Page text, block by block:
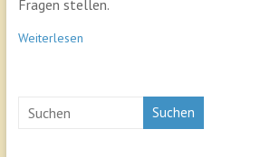
Fragen stellen.
Weiterlesen
Suchen